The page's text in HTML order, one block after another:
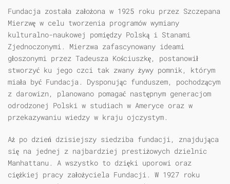
Fundacja została założona w 1925 roku przez Szczepana
Mierzwę w celu tworzenia programów wymiany
kulturalno-naukowej pomiędzy Polską i Stanami
Zjednoczonymi. Mierzwa zafascynowany ideami
głoszonymi przez Tadeusza Kościuszkę, postanowił
stworzyć ku jego czci tak zwany żywy pomnik, którym
miała być Fundacja. Dysponując funduszem, pochodzącym
z darowizn, planowano pomagać następnym generacjom
odrodzonej Polski w studiach w Ameryce oraz w
przekazywaniu wiedzy w kraju ojczystym.
Aż po dzień dzisiejszy siedziba fundacji, znajdująca
się na jednej z najbardziej prestiżowych dzielnic
Manhattanu. A wszystko to dzięki uporowi oraz
ciężkiej pracy założyciela Fundacji. W 1927 roku